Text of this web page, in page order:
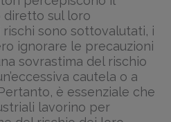
diretto sul loro
sono sottovalutati, i
ignorare le precauzioni
sovrastima del rischio
cautela o a
è essenziale che
lavorino per